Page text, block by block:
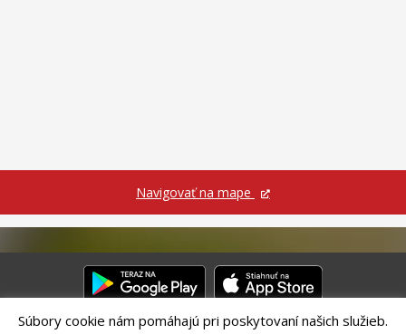
Navigovať na mape
Súbory cookie nám pomáhajú pri poskytovaní našich služieb.